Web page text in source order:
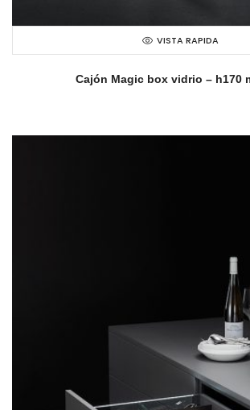
VISTA RAPIDA
Cajón Magic box vidrio – h170